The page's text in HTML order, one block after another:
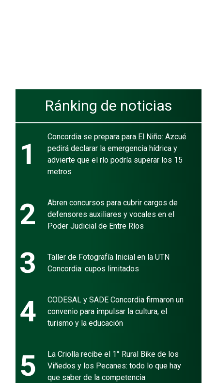
Ránking de noticias
1
Concordia se prepara para El Niño: Azcué
pedirá declarar la emergencia hídrica y
advierte que el río podría superar los 15
metros
2
Abren concursos para cubrir cargos de
defensores auxiliares y vocales en el
Poder Judicial de Entre Ríos
3
Taller de Fotografía Inicial en la UTN
Concordia: cupos limitados
4
CODESAL y SADE Concordia firmaron un
convenio para impulsar la cultura, el
turismo y la educación
5
La Criolla recibe el 1° Rural Bike de los
Viñedos y los Pecanes: todo lo que hay
que saber de la competencia